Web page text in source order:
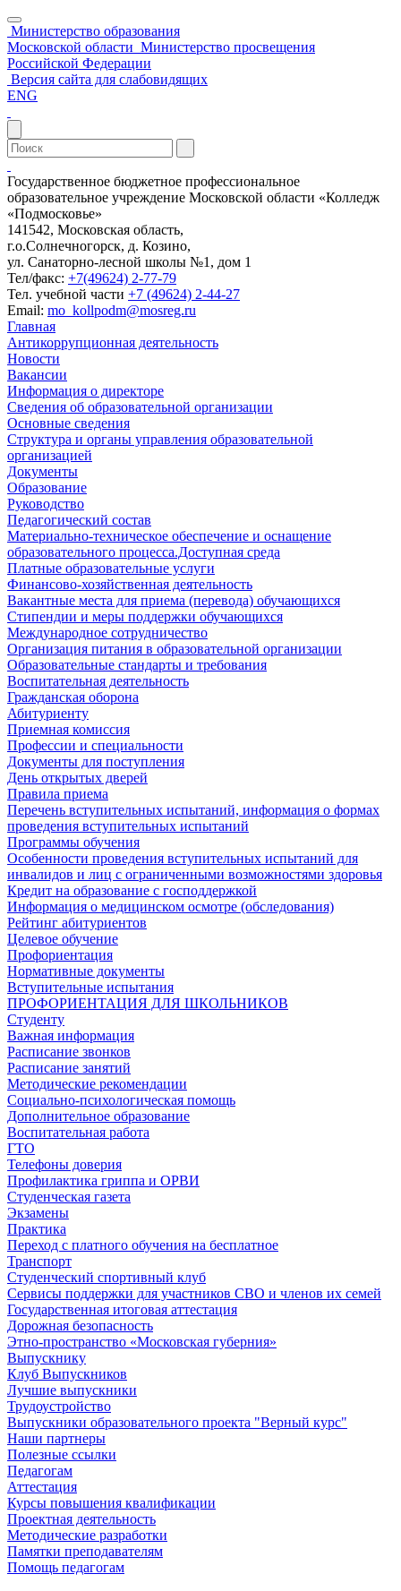
Министерство образования
Московской области Министерство просвещения
Российской Федерации
Версия сайта для слабовидящих
ENG
Государственное бюджетное профессиональное
образовательное учреждение Московской области «Колледж
«Подмосковье»
141542, Московская область,
г.о.Солнечногорск, д. Козино,
ул. Санаторно-лесной школы №1, дом 1
Тел/факс: +7(49624) 2-77-79
Тел. учебной части +7 (49624) 2-44-27
Email: mo_kollpodm@mosreg.ru
Главная
Антикоррупционная деятельность
Новости
Вакансии
Информация о директоре
Сведения об образовательной организации
Основные сведения
Структура и органы управления образовательной
организацией
Документы
Образование
Руководство
Педагогический состав
Материально-техническое обеспечение и оснащение
образовательного процесса.Доступная среда
Платные образовательные услуги
Финансово-хозяйственная деятельность
Вакантные места для приема (перевода) обучающихся
Стипендии и меры поддержки обучающихся
Международное сотрудничество
Организация питания в образовательной организации
Образовательные стандарты и требования
Воспитательная деятельность
Гражданская оборона
Абитуриенту
Приемная комиссия
Профессии и специальности
Документы для поступления
День открытых дверей
Правила приема
Перечень вступительных испытаний, информация о формах
проведения вступительных испытаний
Программы обучения
Особенности проведения вступительных испытаний для
инвалидов и лиц с ограниченными возможностями здоровья
Кредит на образование с господдержкой
Информация о медицинском осмотре (обследования)
Рейтинг абитуриентов
Целевое обучение
Профориентация
Нормативные документы
Вступительные испытания
ПРОФОРИЕНТАЦИЯ ДЛЯ ШКОЛЬНИКОВ
Студенту
Важная информация
Расписание звонков
Расписание занятий
Методические рекомендации
Социально-психологическая помощь
Дополнительное образование
Воспитательная работа
ГТО
Телефоны доверия
Профилактика гриппа и ОРВИ
Cтуденческая газета
Экзамены
Практика
Переход с платного обучения на бесплатное
Транспорт
Студенческий спортивный клуб
Сервисы поддержки для участников СВО и членов их семей
Государственная итоговая аттестация
Дорожная безопасность
Этно-пространство «Московская губерния»
Выпускнику
Клуб Выпускников
Лучшие выпускники
Трудоустройство
Выпускники образовательного проекта "Верный курс"
Наши партнеры
Полезные ссылки
Педагогам
Аттестация
Курсы повышения квалификации
Проектная деятельность
Методические разработки
Памятки преподавателям
Помощь педагогам